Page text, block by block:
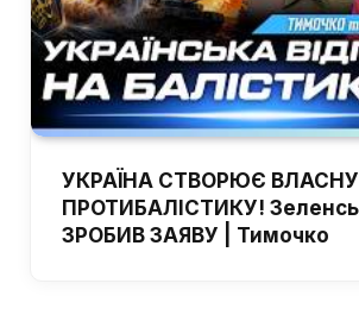
УКРАЇНА СТВОРЮЄ ВЛАСНУ
ПРОТИБАЛІСТИКУ!
ЗРОБИВ ЗАЯВУ | Тимочко